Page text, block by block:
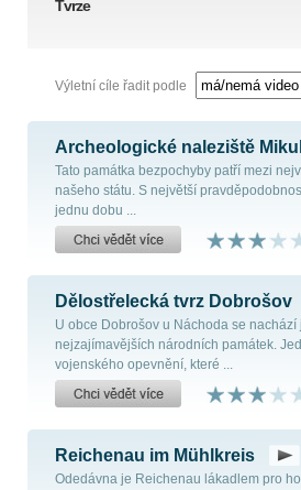
Tvrze
Výletní cíle řadit podle
Archeologické naleziště
Tato památka bezpochyby patří mezi
našeho státu. S největší
jednu dobu ...
Dělostřelecká tvrz Dobrošov
U obce Dobrošov u Náchoda se nachází
nejzajímavějších národních památek.
vojenského opevnění, které ...
Reichenau im Mühlkreis
Odedávna je Reichenau lákadlem pro